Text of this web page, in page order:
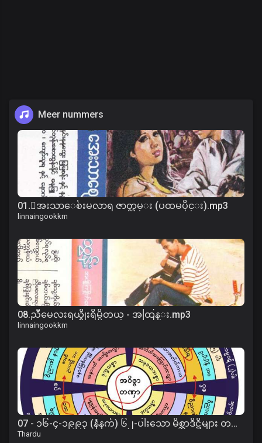
Meer nummers
01.ေအးသာေစ်းမလာရ ဇာတ္လမ္း (ပထမပိုင္း).mp3
linnaingookkm
08.ညီမေလးရယ္စိုးရိမ္မိတယ္ - အထြန္း.mp3
linnaingookkm
07 - ၁၆-၄-၁၉၉၃ (နံနက်) ၆၂-ပါးသော မိစ္ဆာဒိဋ္ဌိများ တရား
Thardu